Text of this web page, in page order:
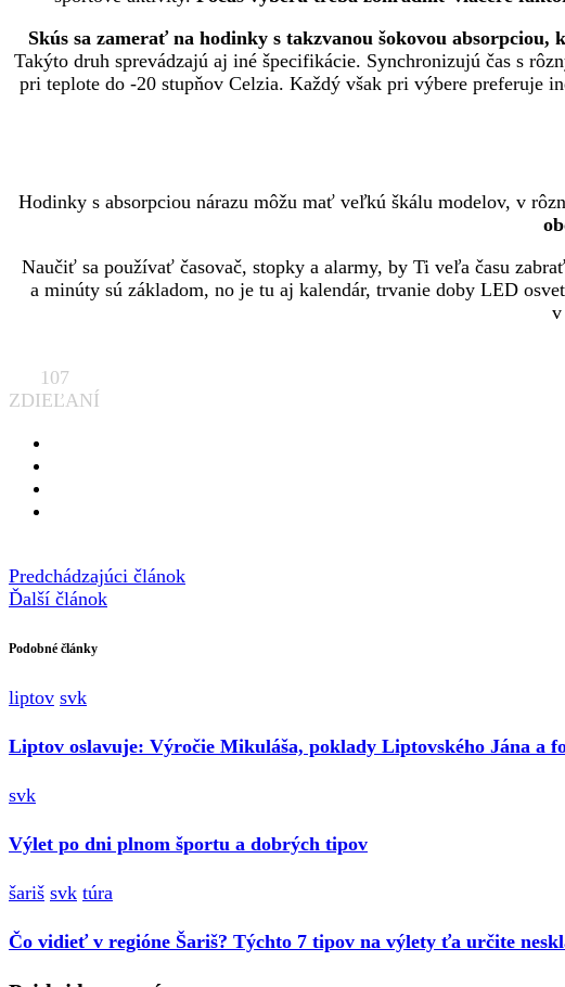
Skús sa zamerať na hodinky s takzvanou šokovou
Takýto druh sprevádzajú aj iné špecifikácie. Synchronizujú čas s
pri teplote do -20 stupňov Celzia. Každý však pri výbere preferuje
Hodinky s absorpciou nárazu môžu mať veľkú škálu modelov, v
Naučiť sa používať časovač, stopky a alarmy, by Ti veľa času
a minúty sú základom, no je tu aj kalendár, trvanie doby LED
v
107
ZDIEĽANÍ
Predchádzajúci článok
Ďalší článok
Podobné články
liptov svk
Liptov oslavuje: Výročie Mikuláša, poklady Liptovského Jána a
svk
Výlet po dni plnom športu a dobrých tipov
šariš svk túra
Čo vidieť v regióne Šariš? Týchto 7 tipov na výlety ťa určite